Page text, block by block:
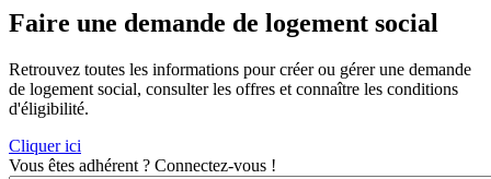
Faire une demande de logement social
Retrouvez toutes les informations pour créer ou gérer une demande
de logement social, consulter les offres et connaître les conditions
d'éligibilité.
Cliquer ici
Vous êtes adhérent ? Connectez-vous !